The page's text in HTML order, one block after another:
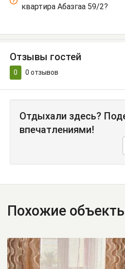
квартира Абазгаа 59/2?
Отзывы гостей
0 0 отзывов
Отдыхали здесь?
впечатлениями!
Похожие